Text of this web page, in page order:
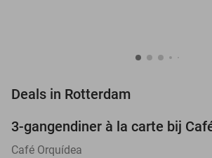
Deals in Rotterdam
NEW
TODAY
3-gangendiner à la carte bij
Café Orquídea